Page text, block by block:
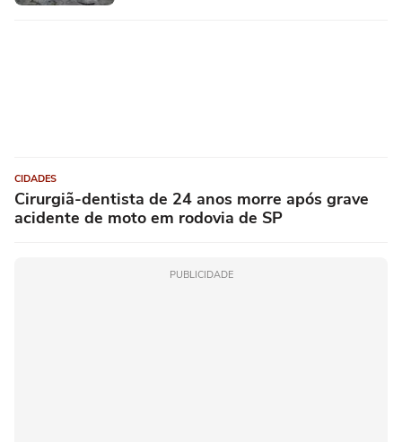
CIDADES
Cirurgiã-dentista de 24 anos morre após grave
acidente de moto em rodovia de SP
PUBLICIDADE